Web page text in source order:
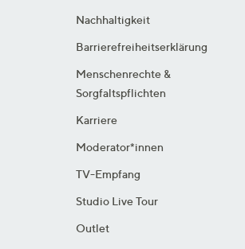
Nachhaltigkeit
Barrierefreiheitserklärung
Menschenrechte &
Sorgfaltspflichten
Karriere
Moderator*innen
TV-Empfang
Studio Live Tour
Outlet